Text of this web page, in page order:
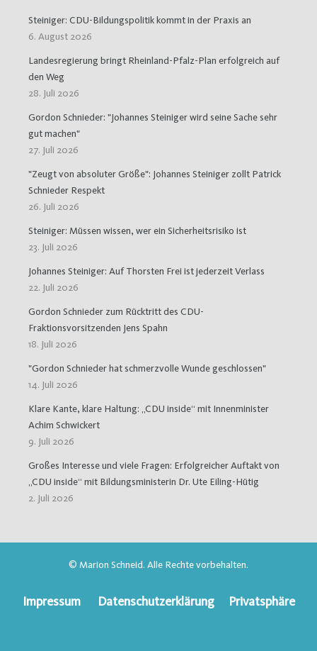
Steiniger: CDU-Bildungspolitik kommt in der Praxis an
6. August 2026
Landesregierung bringt Rheinland-Pfalz-Plan erfolgreich auf
den Weg
28. Juli 2026
Gordon Schnieder: "Johannes Steiniger wird seine Sache sehr
gut machen"
27. Juli 2026
"Zeugt von absoluter Größe": Johannes Steiniger zollt Patrick
Schnieder Respekt
26. Juli 2026
Steiniger: Müssen wissen, wer ein Sicherheitsrisiko ist
23. Juli 2026
Johannes Steiniger: Auf Thorsten Frei ist jederzeit Verlass
22. Juli 2026
Gordon Schnieder zum Rücktritt des CDU-
Fraktionsvorsitzenden Jens Spahn
18. Juli 2026
"Gordon Schnieder hat schmerzvolle Wunde geschlossen"
14. Juli 2026
Klare Kante, klare Haltung: „CDU inside“ mit Innenminister
Achim Schwickert
9. Juli 2026
Großes Interesse und viele Fragen: Erfolgreicher Auftakt von
„CDU inside“ mit Bildungsministerin Dr. Ute Eiling-Hütig
2. Juli 2026
© Marion Schneid. Alle Rechte vorbehalten.
Impressum Datenschutzerklärung Privatsphäre